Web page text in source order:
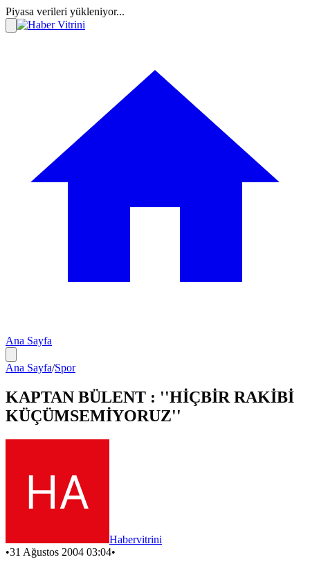
Piyasa verileri yükleniyor...
Ana Sayfa
Ana Sayfa/Spor
KAPTAN BÜLENT : ''HİÇBİR RAKİBİ
KÜÇÜMSEMİYORUZ''
Habervitrini
•31 Ağustos 2004 03:04•